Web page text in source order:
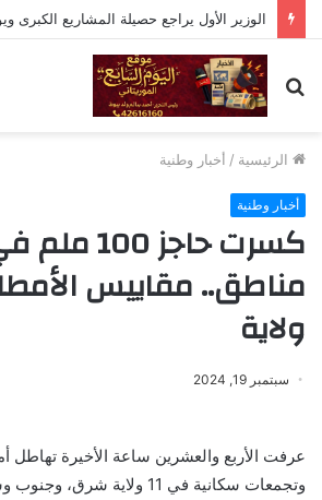
الوزير الأول يراجع حصيلة المشاريع الكبرى
بحث
عن
الرئيسية / أخبار وطنية
أخبار وطنية
كسرت حاجز
ولاية
سبتمبر 19, 2024
عرفت الأربع والعشرين ساعة الأخيرة تهاطل
وتجمعات سكانية في 11 ولاية